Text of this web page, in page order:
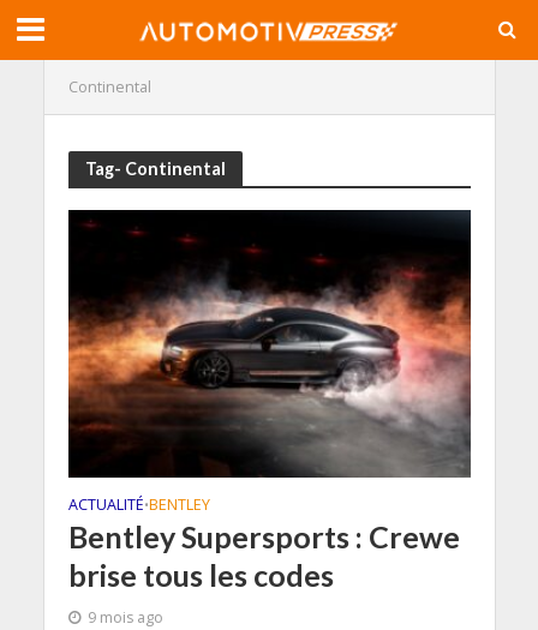
Continental
Tag- Continental
ACTUALITÉ•BENTLEY
Bentley Supersports : Crewe
brise tous les codes
9 mois ago